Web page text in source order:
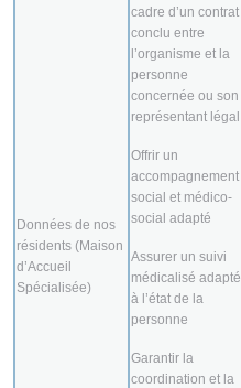
Données de nos
résidents (Maison
d’Accueil
Spécialisée)
cadre d’un contrat
conclu entre
l’organisme et la
personne
concernée ou son
représentant légal
Offrir un
accompagnement
social et médico-
social adapté
Assurer un suivi
médicalisé adapté
à l’état de la
personne
Garantir la
coordination et la